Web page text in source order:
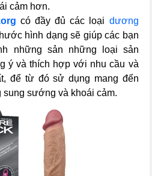
cảm hơn.
có đầy đủ các loại dương
hình dạng sẽ giúp các bạn
những sản những loại sản
ý và thích hợp với nhu cầu và
để từ đó sử dụng mang đến
sung sướng và khoái cảm.